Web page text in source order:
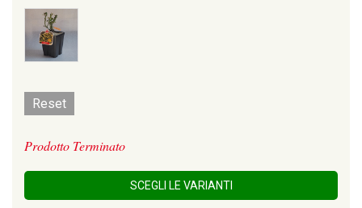
Reset
Prodotto Terminato
SCEGLI LE VARIANTI